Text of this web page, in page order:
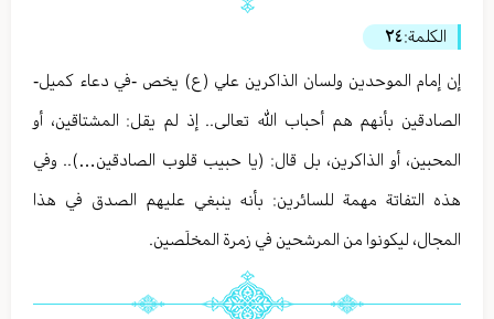
الكلمة:٢٤
إن إمام الموحدين ولسان الذاكرين علي (ع) يخص -في دعاء كميل-
الصادقين بأنهم هم أحباب الله تعالى.. إذ لم يقل: المشتاقين، أو
المحبين، أو الذاكرين، بل قال: (يا حبيب قلوب الصادقين…).. وفي
هذه التفاتة مهمة للسائرين: بأنه ينبغي عليهم الصدق في هذا
المجال، ليكونوا من المرشحين في زمرة المخلَصين.